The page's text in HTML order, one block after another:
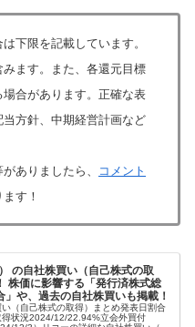
下限を記載しています。
みます。また、各還元目標
合があります。正確な表
方針、中期経営計画など
ありましたら、
コメント
す！
の自社株買い（自己株式の取
株価に影響する「発行済株式総
」や、過去の自社株買いも掲載！
い（自己株式の取得）まとめ発表日割合
得状況2024/12/22.94%立会外買付